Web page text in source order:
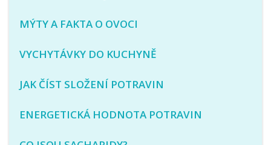
MÝTY A FAKTA O OVOCI
VYCHYTÁVKY DO KUCHYNĚ
JAK ČÍST SLOŽENÍ POTRAVIN
ENERGETICKÁ HODNOTA POTRAVIN